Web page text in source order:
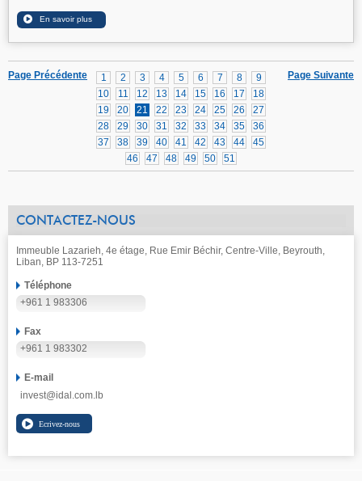
Page Suivante
1 2 3 4 5 6 7 8
9
10
11 12 13 14 15 16 17
18
19
20 21 22 23 24 25 26
27
28
29 30 31 32 33 34 35
36
37
38 39 40 41 42 43 44
45
46
47 48 49 50 51
Page Précédente
CONTACTEZ-NOUS
Immeuble Lazarieh, 4e étage, Rue Emir Béchir, Centre-Ville, Beyrouth,
Liban, BP 113-7251
Téléphone
+961 1 983306
Fax
+961 1 983302
E-mail
invest@idal.com.lb